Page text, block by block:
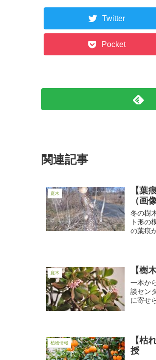
Twitter
Pocket
関連記事
庭木
【葉
（画
冬の樹
ト形の
の葉痕
庭木 【樹
一本か
談セン
に寄せ
植物情報
【枯
授